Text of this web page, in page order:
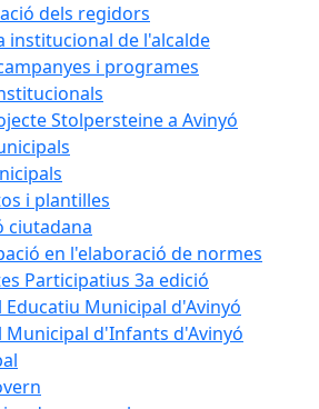
dels regidors
institucional de l'alcalde
i programes
Stolpersteine a Avinyó
i plantilles
ciutadana
en l'elaboració de normes
Participatius 3a edició
Educatiu Municipal d'Avinyó
Municipal d'Infants d'Avinyó